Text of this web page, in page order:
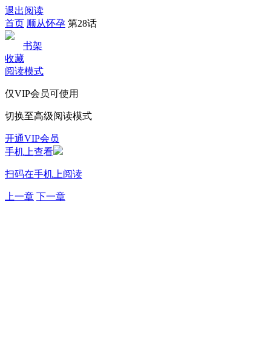
退出阅读
首页 顺从怀孕 第28话
书架
收藏
阅读模式
仅VIP会员可使用
切换至高级阅读模式
开通VIP会员
手机上查看
扫码在手机上阅读
上一章 下一章